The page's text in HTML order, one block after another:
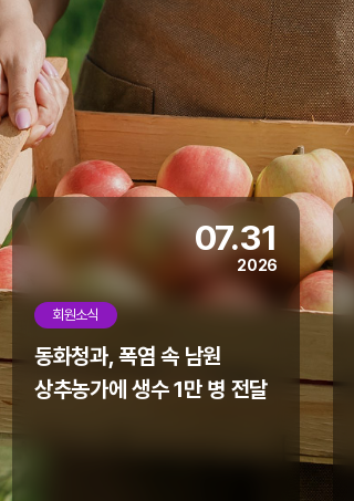
07.31
2026
회원소식
동화청과, 폭염 속 남원
상추농가에 생수 1만 병 전달